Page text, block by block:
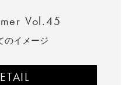
Vol.45
のイメージ